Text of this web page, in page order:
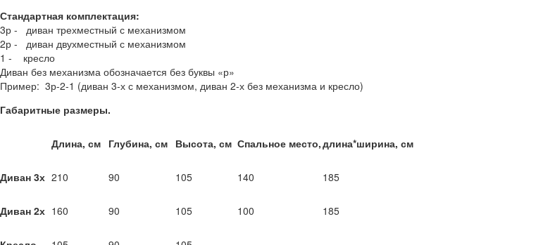
Стандартная комплектация:
3р - диван трехместный с механизмом
2р - диван двухместный с механизмом
1 - кресло
Диван без механизма обозначается без буквы «р»
Пример: 3р-2-1 (диван 3-х с механизмом, диван 2-х без механизма и кресло)
Габаритные размеры.
Длина, см Глубина, см Высота, см Спальное место,длина*ширина, см
Диван 3х 210 90 105 140 185
Диван 2х 160 90 105 100 185